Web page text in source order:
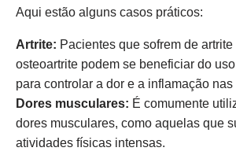
Aqui estão alguns casos práticos:
Artrite: Pacientes que sofrem de
osteoartrite podem se beneficiar do
para controlar a dor e a inflamação
Dores musculares: É comumente
dores musculares, como aquelas que
atividades físicas intensas.